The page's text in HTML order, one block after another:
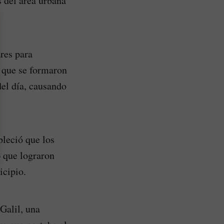
para
se formaron
día, causando
que los
lograron
una